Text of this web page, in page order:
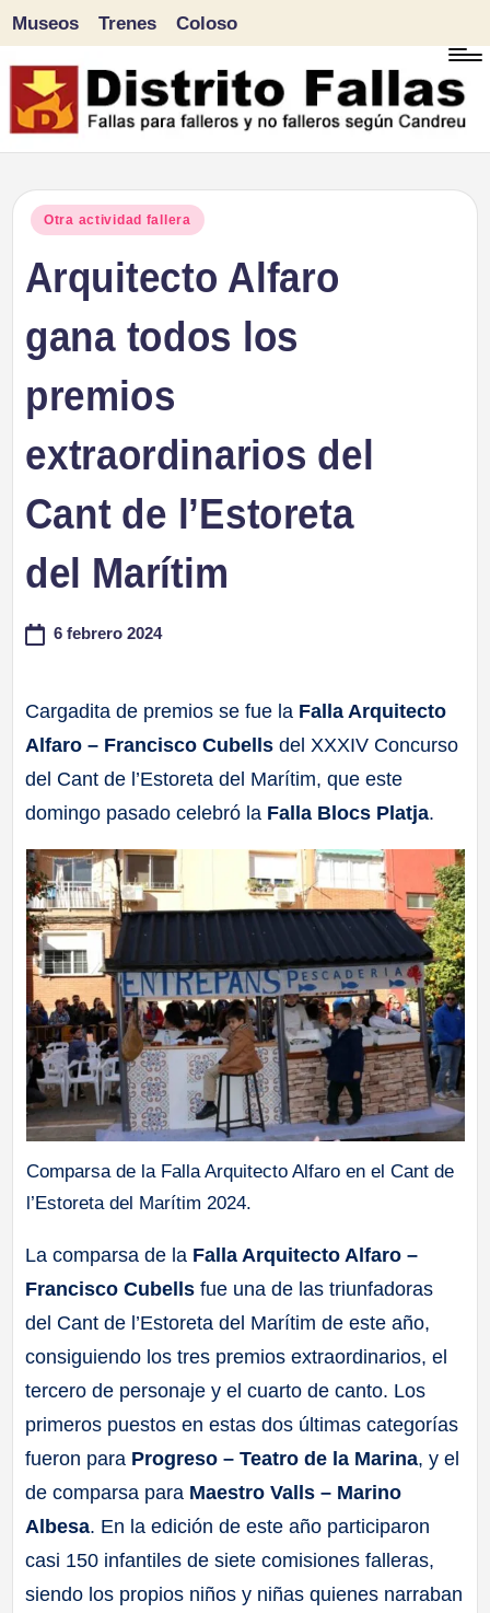
Saltar
al
Museos Trenes Coloso
Publicado
Otra actividad fallera
Arquitecto Alfaro
gana todos los
premios
extraordinarios del
Cant de l’Estoreta
del Marítim
6 febrero 2024
Cargadita de premios se fue la Falla Arquitecto
Alfaro – Francisco Cubells del XXXIV Concurso
del Cant de l’Estoreta del Marítim, que este
domingo pasado celebró la Falla Blocs Platja.
Comparsa de la Falla Arquitecto Alfaro en el Cant de
l’Estoreta del Marítim 2024.
La comparsa de la Falla Arquitecto Alfaro –
Francisco Cubellsfue una de las triunfadoras
del Cant de l’Estoreta del Marítim de este año,
consiguiendo los tres premios extraordinarios, el
tercero de personaje y el cuarto de canto. Los
primeros puestos en estas dos últimas categorías
fueron para Progreso – Teatro de la Marina, y el
de comparsa para Maestro Valls – Marino
Albesa. En la edición de este año participaron
casi 150 infantiles de siete comisiones falleras,
siendo los propios niños y niñas quienes narraban